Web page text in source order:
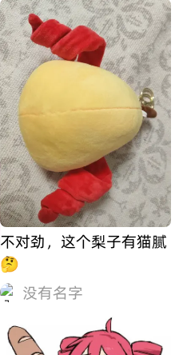
不对劲，这个梨子有猫腻
🤔
没有名字